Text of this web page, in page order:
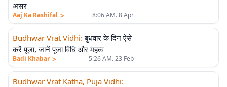
असर
Aaj Ka Rashifal > 8:06 AM. 8 Apr
Budhwar Vrat Vidhi: बुधवार के दिन ऐसे
करें पूजा, जानें पूजा विधि और महत्व
Badi Khabar > 5:26 AM. 23 Feb
Budhwar Vrat Katha, Puja Vidhi: